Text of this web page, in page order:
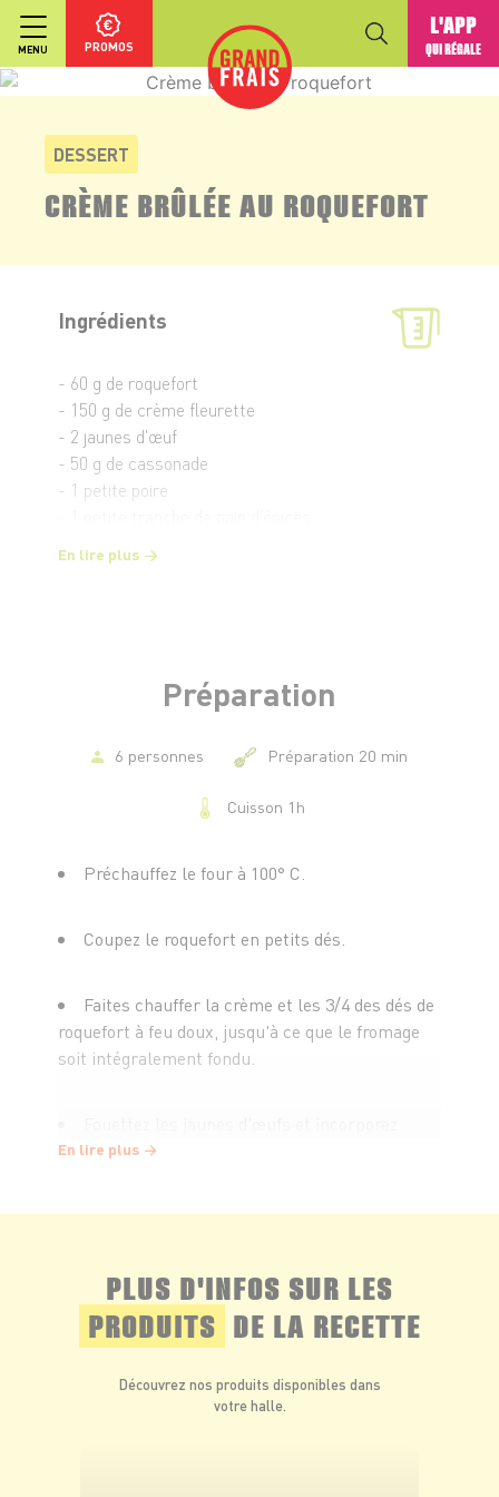
MENU PROMOS
L'APP
QUI RÉGALE
DESSERT
CRÈME BRÛLÉE AU ROQUEFORT
Ingrédients
- 60 g de roquefort
- 150 g de crème fleurette
- 2 jaunes d'œuf
- 50 g de cassonade
- 1 petite poire
En lire plus
Préparation
6 personnes Préparation 20 min
Cuisson 1h
Préchauffez le four à 100° C.
Coupez le roquefort en petits dés.
Faites chauffer la crème et les 3/4 des dés de
roquefort à feu doux, jusqu'à ce que le fromage
soit intégralement fondu.
progressivement la crème au roquefort.
Épluchez la poire et coupez-la en fine
Répartissez les dés de poire et de roquefort
restant dans les verrines et couvrez le tout avec
pendant 1h environ. Placez au frais au moins 1h.
En lire plus
PLUS D'INFOS SUR LES
PRODUITS DE LA RECETTE
Découvrez nos produits disponibles dans
votre halle.